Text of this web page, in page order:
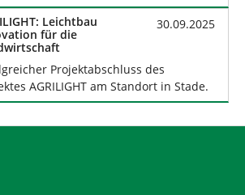
30.09.2025
Leichtbau
für die
Projektabschluss des
AGRILIGHT am Standort in Stade.